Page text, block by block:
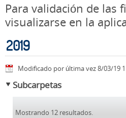
Para validación de las
visualizarse en la
2019
Modificado por última vez 8/03/19
Subcarpetas
Mostrando 12 resultados.